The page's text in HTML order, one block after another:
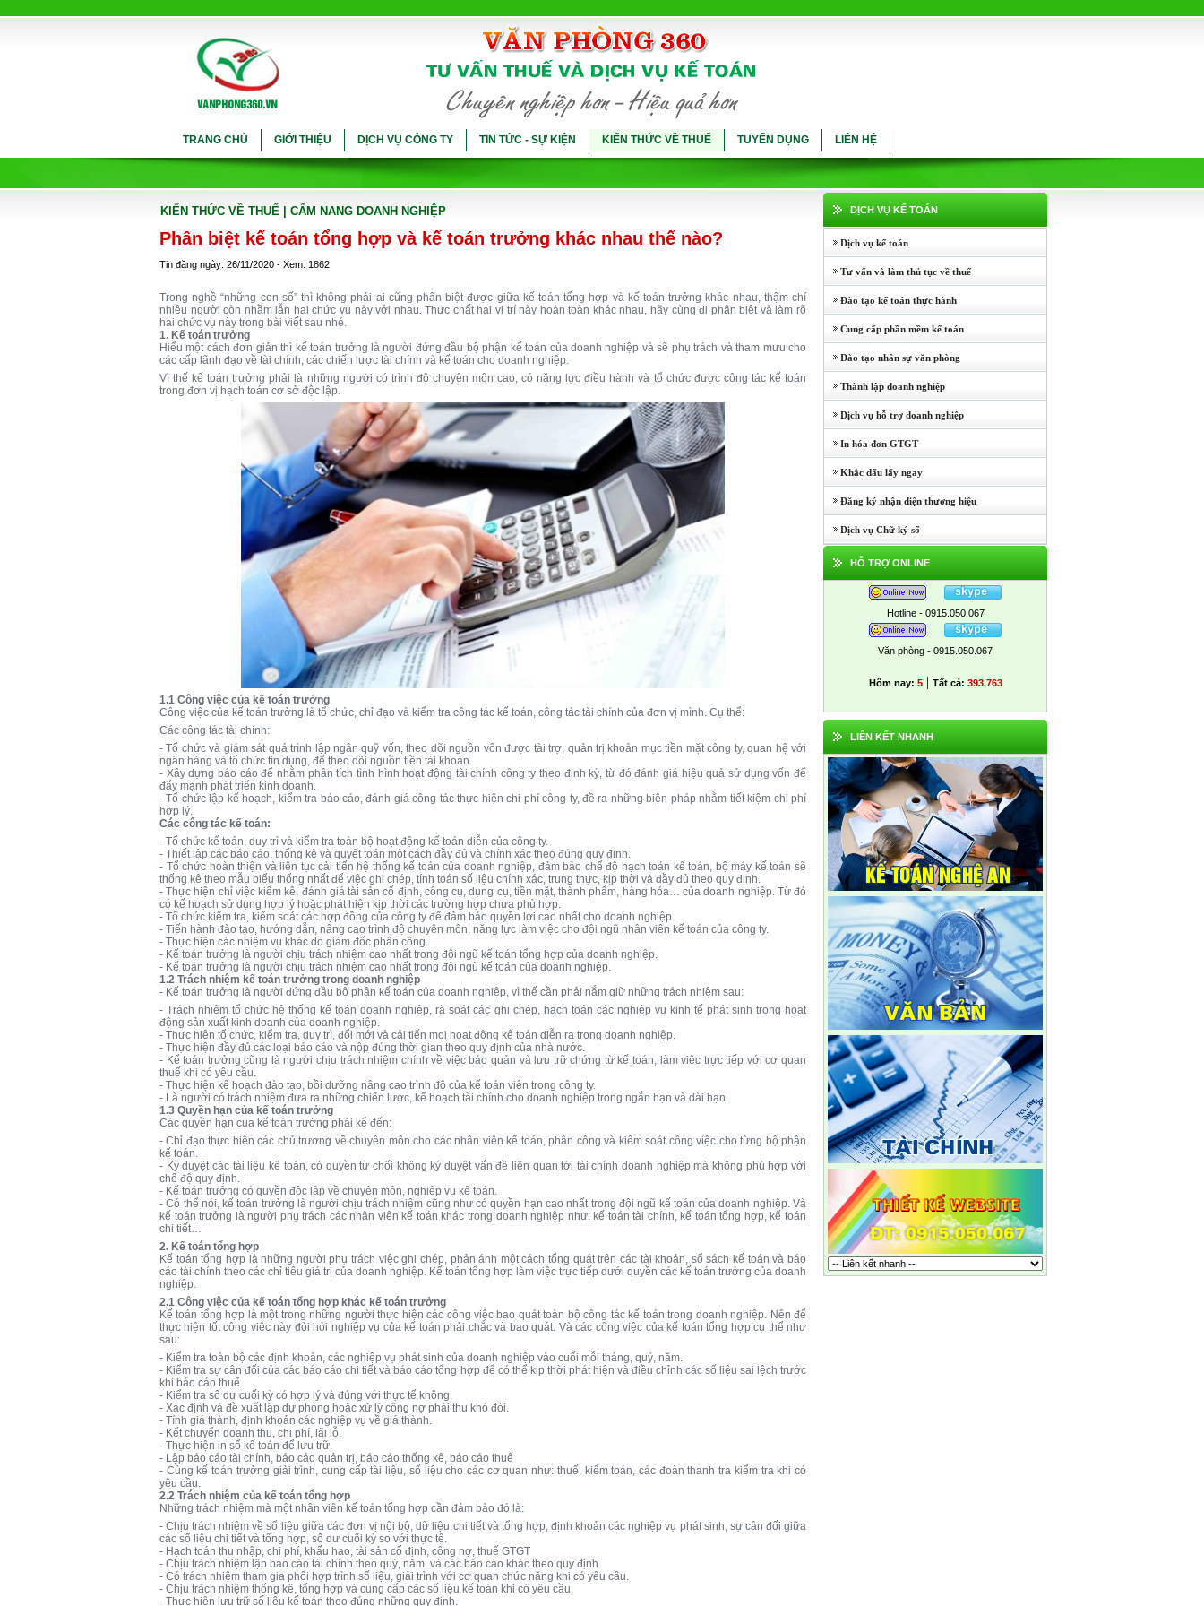
TRANG CHỦ GIỚI THIỆU DỊCH VỤ CÔNG TY TIN TỨC - SỰ KIỆN KIẾN THỨC VỀ THUẾ TUYỂN DỤNG LIÊN HỆ
KIẾN THỨC VỀ THUẾ | CẨM NANG DOANH NGHIỆP
Phân biệt kế toán tổng hợp và kế toán trưởng khác nhau thế nào?
Tin đăng ngày: 26/11/2020 - Xem: 1862
Trong nghề “những con số” thì không phải ai cũng phân biệt được giữa kế toán tổng hợp và kế toán trưởng khác nhau, thậm chí
nhiều người còn nhầm lẫn hai chức vụ này với nhau. Thực chất hai vị trí này hoàn toàn khác nhau, hãy cùng đi phân biệt và làm rõ
hai chức vụ này trong bài viết sau nhé.
1. Kế toán trưởng
Hiểu một cách đơn giản thì kế toán trưởng là người đứng đầu bộ phận kế toán của doanh nghiệp và sẽ phụ trách và tham mưu cho
các cấp lãnh đạo về tài chính, các chiến lược tài chính và kế toán cho doanh nghiệp.
Vì thế kế toán trưởng phải là những người có trình độ chuyên môn cao, có năng lực điều hành và tổ chức được công tác kế toán
trong đơn vị hạch toán cơ sở độc lập.
1.1 Công việc của kế toán trưởng
Công việc của kế toán trưởng là tổ chức, chỉ đạo và kiểm tra công tác kế toán, công tác tài chính của đơn vị mình. Cụ thể:
Các công tác tài chính:
- Tổ chức và giám sát quá trình lập ngân quỹ vốn, theo dõi nguồn vốn được tài trợ, quản trị khoản mục tiền mặt công ty, quan hệ với
ngân hàng và tổ chức tín dụng, để theo dõi nguồn tiền tài khoản.
- Xây dựng báo cáo để nhằm phân tích tình hình hoạt động tài chính công ty theo định kỳ, từ đó đánh giá hiệu quả sử dụng vốn để
đẩy mạnh phát triển kinh doanh.
- Tổ chức lập kế hoạch, kiểm tra báo cáo, đánh giá công tác thực hiện chi phí công ty, đề ra những biện pháp nhằm tiết kiệm chi phí
hợp lý.
Các công tác kế toán:
- Tổ chức kế toán, duy trì và kiểm tra toàn bộ hoạt động kế toán diễn của công ty.
- Thiết lập các báo cáo, thống kê và quyết toán một cách đầy đủ và chính xác theo đúng quy định.
- Tổ chức hoàn thiện và liên tục cải tiến hệ thống kế toán của doanh nghiệp, đảm bảo chế độ hạch toán kế toán, bộ máy kế toán sẽ
thống kê theo mẫu biểu thống nhất để việc ghi chép, tính toán số liệu chính xác, trung thực, kịp thời và đầy đủ theo quy định.
- Thực hiện chỉ việc kiểm kê, đánh giá tài sản cố định, công cụ, dụng cụ, tiền mặt, thành phẩm, hàng hóa… của doanh nghiệp. Từ đó
có kế hoạch sử dụng hợp lý hoặc phát hiện kịp thời các trường hợp chưa phù hợp.
- Tổ chức kiểm tra, kiểm soát các hợp đồng của công ty để đảm bảo quyền lợi cao nhất cho doanh nghiệp.
- Tiến hành đào tạo, hướng dẫn, nâng cao trình độ chuyên môn, năng lực làm việc cho đội ngũ nhân viên kế toán của công ty.
- Thực hiện các nhiệm vụ khác do giám đốc phân công.
- Kế toán trưởng là người chịu trách nhiệm cao nhất trong đội ngũ kế toán tổng hợp của doanh nghiệp.
- Kế toán trưởng là người chịu trách nhiệm cao nhất trong đội ngũ kế toán của doanh nghiệp.
1.2 Trách nhiệm kế toán trưởng trong doanh nghiệp
- Kế toán trưởng là người đứng đầu bộ phận kế toán của doanh nghiệp, vì thế cần phải nắm giữ những trách nhiệm sau:
- Trách nhiệm tổ chức hệ thống kế toán doanh nghiệp, rà soát các ghi chép, hạch toán các nghiệp vụ kinh tế phát sinh trong hoạt
động sản xuất kinh doanh của doanh nghiệp.
- Thực hiện tổ chức, kiểm tra, duy trì, đổi mới và cải tiến mọi hoạt động kế toán diễn ra trong doanh nghiệp.
- Thực hiện đầy đủ các loại báo cáo và nộp đúng thời gian theo quy định của nhà nước.
- Kế toán trưởng cũng là người chịu trách nhiệm chính về việc bảo quản và lưu trữ chứng từ kế toán, làm việc trực tiếp với cơ quan
thuế khi có yêu cầu.
- Thực hiện kế hoạch đào tạo, bồi dưỡng nâng cao trình độ của kế toán viên trong công ty.
- Là người có trách nhiệm đưa ra những chiến lược, kế hoạch tài chính cho doanh nghiệp trong ngắn hạn và dài hạn.
1.3 Quyền hạn của kế toán trưởng
Các quyền hạn của kế toán trưởng phải kể đến:
- Chỉ đạo thực hiện các chủ trương về chuyên môn cho các nhân viên kế toán, phân công và kiểm soát công việc cho từng bộ phận
kế toán.
- Ký duyệt các tài liệu kế toán, có quyền từ chối không ký duyệt vấn đề liên quan tới tài chính doanh nghiệp mà không phù hợp với
chế độ quy định.
- Kế toán trưởng có quyền độc lập về chuyên môn, nghiệp vụ kế toán.
- Có thể nói, kế toán trưởng là người chịu trách nhiệm cũng như có quyền hạn cao nhất trong đội ngũ kế toán của doanh nghiệp. Và
kế toán trưởng là người phụ trách các nhân viên kế toán khác trong doanh nghiệp như: kế toán tài chính, kế toán tổng hợp, kế toán
chi tiết…
2. Kế toán tổng hợp
Kế toán tổng hợp là những người phụ trách việc ghi chép, phản ánh một cách tổng quát trên các tài khoản, sổ sách kế toán và báo
cáo tài chính theo các chỉ tiêu giá trị của doanh nghiệp. Kế toán tổng hợp làm việc trực tiếp dưới quyền các kế toán trưởng của doanh
nghiệp.
2.1 Công việc của kế toán tổng hợp khác kế toán trưởng
Kế toán tổng hợp là một trong những người thực hiện các công việc bao quát toàn bộ công tác kế toán trong doanh nghiệp. Nên để
thực hiện tốt công việc này đòi hỏi nghiệp vụ của kế toán phải chắc và bao quát. Và các công việc của kế toán tổng hợp cụ thể như
sau:
- Kiểm tra toàn bộ các định khoản, các nghiệp vụ phát sinh của doanh nghiệp vào cuối mỗi tháng, quý, năm.
- Kiểm tra sự cân đối của các báo cáo chi tiết và báo cáo tổng hợp để có thể kịp thời phát hiện và điều chỉnh các số liệu sai lệch trước
khi báo cáo thuế.
- Kiểm tra số dư cuối kỳ có hợp lý và đúng với thực tế không.
- Xác định và đề xuất lập dự phòng hoặc xử lý công nợ phải thu khó đòi.
- Tính giá thành, định khoản các nghiệp vụ về giá thành.
- Kết chuyển doanh thu, chi phí, lãi lỗ.
- Thực hiện in sổ kế toán để lưu trữ.
- Lập báo cáo tài chính, báo cáo quản trị, báo cáo thống kê, báo cáo thuế
- Cùng kế toán trưởng giải trình, cung cấp tài liệu, số liệu cho các cơ quan như: thuế, kiểm toán, các đoàn thanh tra kiểm tra khi có
yêu cầu.
2.2 Trách nhiệm của kế toán tổng hợp
Những trách nhiệm mà một nhân viên kế toán tổng hợp cần đảm bảo đó là:
- Chịu trách nhiệm về số liệu giữa các đơn vị nội bộ, dữ liệu chi tiết và tổng hợp, định khoản các nghiệp vụ phát sinh, sự cân đối giữa
các số liệu chi tiết và tổng hợp, số dư cuối kỳ so với thực tế.
- Hạch toán thu nhập, chi phí, khấu hao, tài sản cố định, công nợ, thuế GTGT
- Chịu trách nhiệm lập báo cáo tài chính theo quý, năm, và các báo cáo khác theo quy định
- Có trách nhiệm tham gia phối hợp trình số liệu, giải trình với cơ quan chức năng khi có yêu cầu.
- Chịu trách nhiệm thống kê, tổng hợp và cung cấp các số liệu kế toán khi có yêu cầu.
- Thực hiện lưu trữ số liệu kế toán theo đúng những quy định.
DỊCH VỤ KẾ TOÁN
Dịch vụ kế toán
Tư vấn và làm thủ tục về thuế
Đào tạo kế toán thực hành
Cung cấp phần mềm kế toán
Đào tạo nhân sự văn phòng
Thành lập doanh nghiệp
Dịch vụ hỗ trợ doanh nghiệp
In hóa đơn GTGT
Khắc dấu lấy ngay
Đăng ký nhận diện thương hiệu
Dịch vụ Chữ ký số
HỖ TRỢ ONLINE
Hotline - 0915.050.067
Văn phòng - 0915.050.067
Hôm nay: 5| Tất cả: 393,763
LIÊN KẾT NHANH